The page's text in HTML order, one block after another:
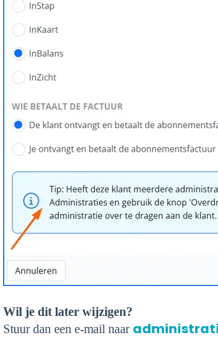
Wil je dit later wijzigen?
Stuur dan een e-mail naar